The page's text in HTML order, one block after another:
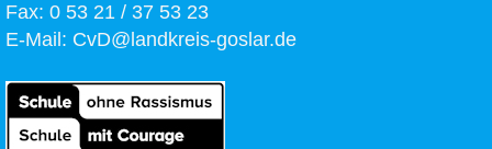
Fax: 0 53 21 / 37 53 23
E-Mail: CvD@landkreis-goslar.de